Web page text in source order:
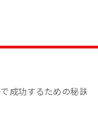
成功するための秘訣